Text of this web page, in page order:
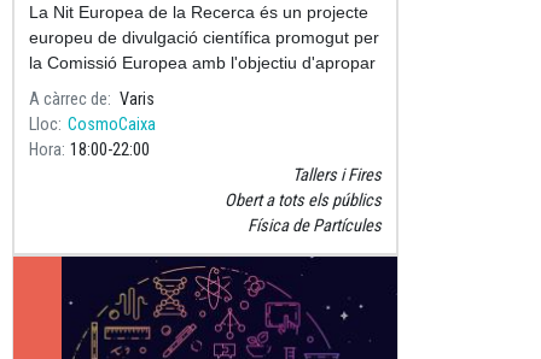
La Nit Europea de la Recerca és un projecte
europeu de divulgació científica promogut per
la Comissió Europea amb l'objectiu d'apropar
la recerca, la innovació i els seus
protagonistes, els científ
A càrrec de
Varis
Lloc CosmoCaixa
Hora 18:00 22:00
Tallers i Fires
Obert a tots els públics
Física de Partícules